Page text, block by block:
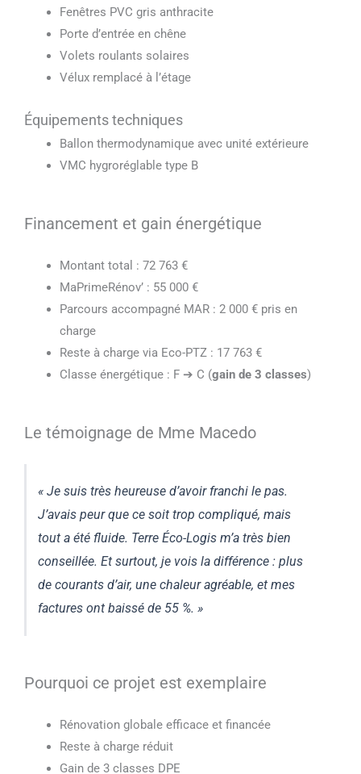
Fenêtres PVC gris anthracite
Porte d’entrée en chêne
Volets roulants solaires
Vélux remplacé à l’étage
Équipements techniques
Ballon thermodynamique avec unité extérieure
VMC hygroréglable type B
Financement et gain énergétique
Montant total : 72 763 €
MaPrimeRénov’ : 55 000 €
Parcours accompagné MAR : 2 000 € pris en
charge
Reste à charge via Eco-PTZ : 17 763 €
Classe énergétique : F ➔ C (gain de 3 classes)
Le témoignage de Mme Macedo
« Je suis très heureuse d’avoir franchi le pas.
J’avais peur que ce soit trop compliqué, mais
tout a été fluide. Terre Éco-Logis m’a très bien
conseillée. Et surtout, je vois la différence : plus
de courants d’air, une chaleur agréable, et mes
factures ont baissé de 55 %. »
Pourquoi ce projet est exemplaire
Rénovation globale efficace et financée
Reste à charge réduit
Gain de 3 classes DPE